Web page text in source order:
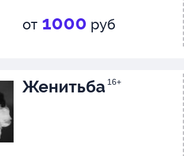
от 1000 руб
Женитьба 16+